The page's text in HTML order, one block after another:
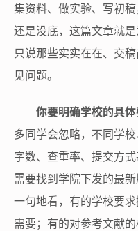
集资料、做实验、写初
还是没底，这篇文章就是
只说那些实实在在、交
见问题。
你要明确学校的具体
多同学会忽略，不同学
字数、查重率、提交方
需要找到学院下发的最
一句地看，有的学校要
需要；有的对参考文献的